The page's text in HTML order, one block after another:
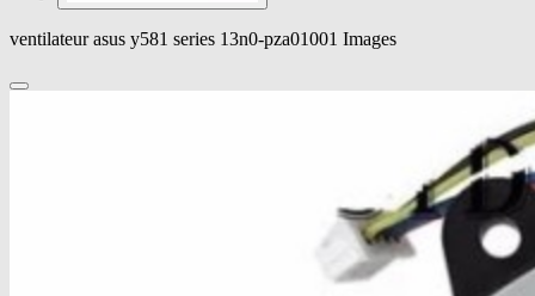
ventilateur asus y581 series 13n0-pza01001 Images